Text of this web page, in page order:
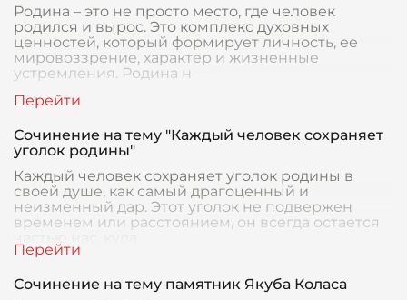
Родина – это не просто место, где человек
родился и вырос. Это комплекс духовных
ценностей, который формирует личность, ее
мировоззрение, характер и жизненные
устремления. Родина н
Сочинение на тему "Каждый человек сохраняет
уголок родины"
Каждый человек сохраняет уголок родины в
своей душе, как самый драгоценный и
неизменный дар. Этот уголок не подвержен
временем или расстоянием, он всегда остается
Сочинение на тему памятник Якуба Коласа